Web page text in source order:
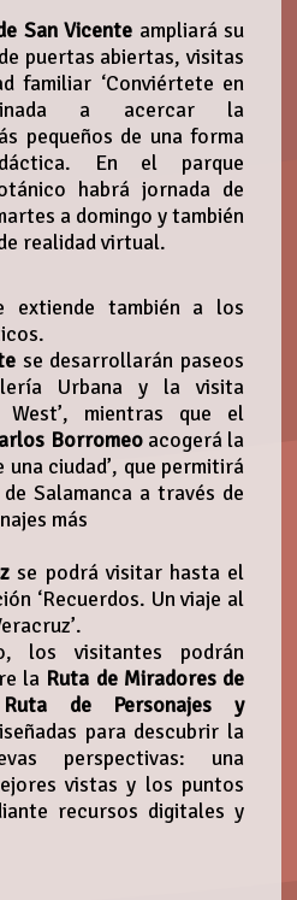
San Vicente ampliará su
puertas abiertas, visitas
familiar ‘Conviértete en
a acercar la
pequeños de una forma
En el parque
habrá jornada de
a domingo y también
realidad virtual.
extiende también a los
se desarrollarán paseos
Urbana y la visita
West’, mientras que el
Borromeoacogerá la
una ciudad’, que permitirá
Salamanca a través de
más
se podrá visitar hasta el
‘Recuerdos. Un viaje al
los visitantes podrán
la Ruta de Miradores de
de Personajes y
para descubrir la
perspectivas: una
vistas y los puntos
recursos digitales y